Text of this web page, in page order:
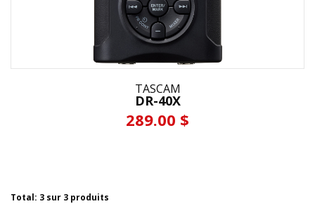
TASCAM
DR-40X
289.00 $
Total: 3 sur 3 produits